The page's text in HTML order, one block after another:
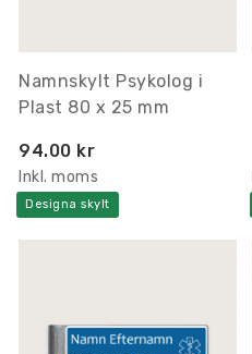
Namnskylt Psykolog i
Plast 80 x 25 mm
94.00 kr
Inkl. moms
Designa skylt